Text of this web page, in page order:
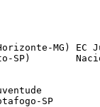
MG) EC
SP)
SP